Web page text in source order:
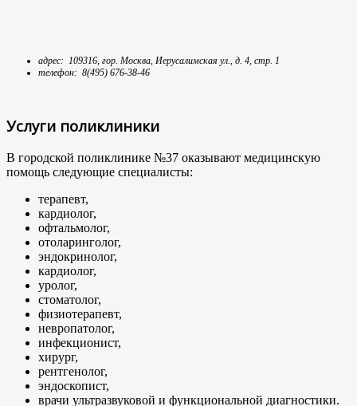
адрес: 109316, гор. Москва, Иерусалимская ул., д. 4, стр. 1
телефон: 8(495) 676-38-46
Услуги поликлиники
В городской поликлинике №37 оказывают медицинскую
помощь следующие специалисты:
терапевт,
кардиолог,
офтальмолог,
отоларинголог,
эндокринолог,
кардиолог,
уролог,
стоматолог,
физиотерапевт,
невропатолог,
инфекционист,
хирург,
рентгенолог,
эндоскопист,
врачи ультразвуковой и функциональной диагностики.